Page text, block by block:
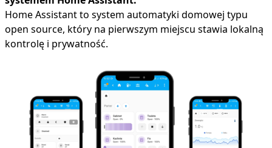
Home Assistant to system automatyki domowej typu
open source, który na pierwszym miejscu stawia lokalną
kontrolę i prywatność.